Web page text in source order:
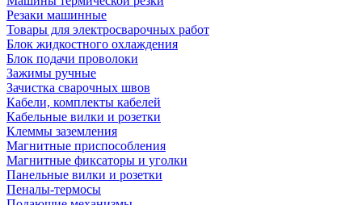
Резаки машинные
Товары для электросварочных работ
Блок жидкостного охлаждения
Блок подачи проволоки
Зажимы ручные
Зачистка сварочных швов
Кабели, комплекты кабелей
Кабельные вилки и розетки
Клеммы заземления
Магнитные приспособления
Магнитные фиксаторы и уголки
Панельные вилки и розетки
Пеналы-термосы